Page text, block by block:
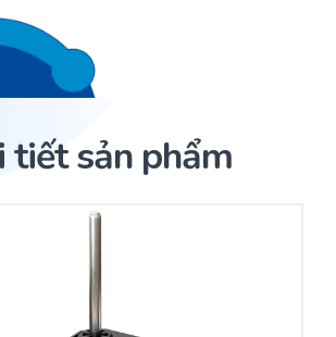
tiết sản phẩm
Sản phẩm